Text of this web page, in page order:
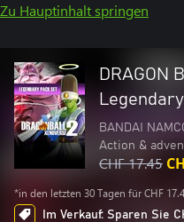
Zu Hauptinhalt springen
DRAGON
BANDAI
Action &
CHF 17.45
*in den letzten 30 Tagen für CHF
Im Verkauf: Sparen Sie